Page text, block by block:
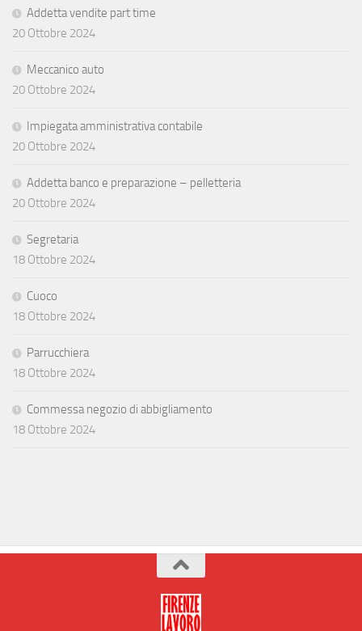
Addetta vendite part time
20 Ottobre 2024
Meccanico auto
20 Ottobre 2024
Impiegata amministrativa contabile
20 Ottobre 2024
Addetta banco e preparazione – pelletteria
20 Ottobre 2024
Segretaria
18 Ottobre 2024
Cuoco
18 Ottobre 2024
Parrucchiera
18 Ottobre 2024
Commessa negozio di abbigliamento
18 Ottobre 2024